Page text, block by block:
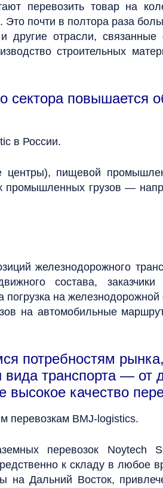
перевозить товар на
Это почти в полтора раза
другие отрасли, связанные
строительных
сектора повышается
в России.
центры), пищевой
промышленных грузов —
железнодорожного
состава,
на железнодорожной
на автомобильные
потребностям
вида транспорта — от
качество
перевозкам BMJ-logistics.
перевозок Noytech
к складу в любое
Дальний Восток,